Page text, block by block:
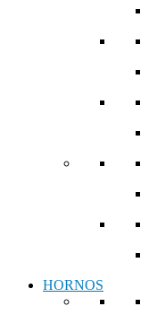
HORNOS